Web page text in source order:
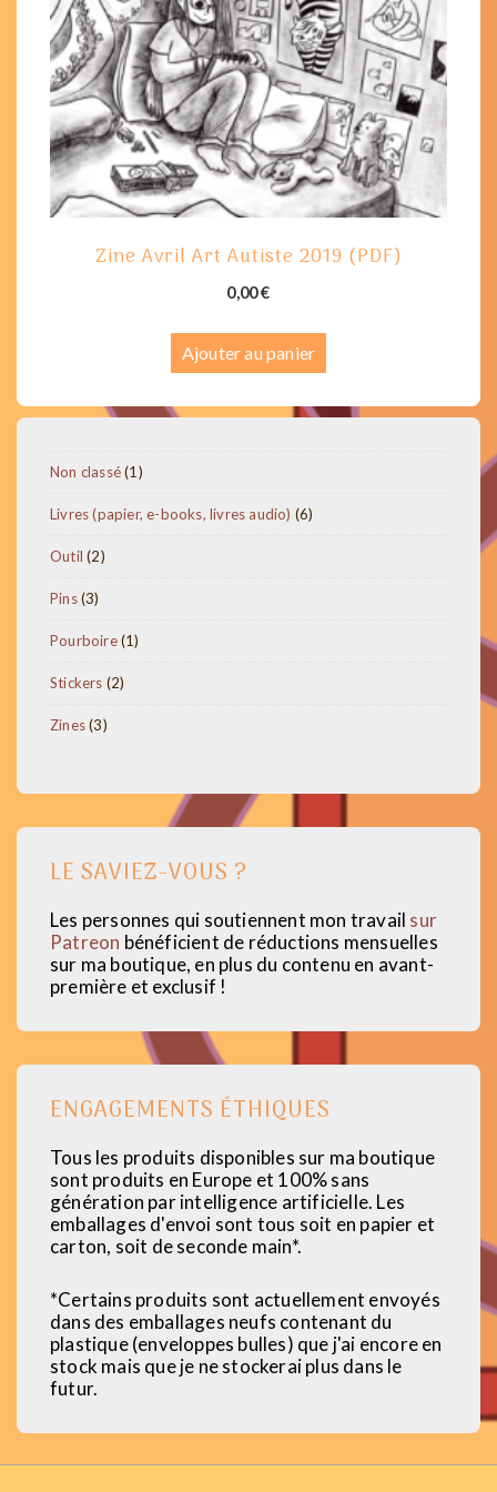
Zine Avril Art Autiste 2019 (PDF)
0,00€
Ajouter au panier
Non classé 11
Livres (papier, e-books, livres audio) 66
Outil 22
Pins 33
Pourboire 11
Stickers 22
Zines 33
LE SAVIEZ-VOUS ?
Les personnes qui soutiennent mon travail sur
Patreon bénéficient de réductions mensuelles
sur ma boutique, en plus du contenu en avant-
première et exclusif !
ENGAGEMENTS ÉTHIQUES
Tous les produits disponibles sur ma boutique
sont produits en Europe et 100% sans
génération par intelligence artificielle. Les
emballages d'envoi sont tous soit en papier et
carton, soit de seconde main*.
*Certains produits sont actuellement envoyés
dans des emballages neufs contenant du
plastique (enveloppes bulles) que j'ai encore en
stock mais que je ne stockerai plus dans le
futur.